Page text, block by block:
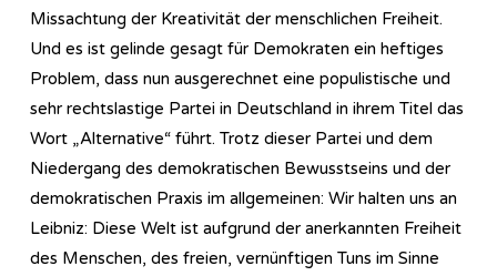
Missachtung der Kreativität der menschlichen Freiheit.
Und es ist gelinde gesagt für Demokraten ein heftiges
Problem, dass nun ausgerechnet eine populistische und
sehr rechtslastige Partei in Deutschland in ihrem Titel das
Wort „Alternative“ führt. Trotz dieser Partei und dem
Niedergang des demokratischen Bewusstseins und der
demokratischen Praxis im allgemeinen: Wir halten uns an
Leibniz: Diese Welt ist aufgrund der anerkannten Freiheit
des Menschen, des freien, vernünftigen Tuns im Sinne